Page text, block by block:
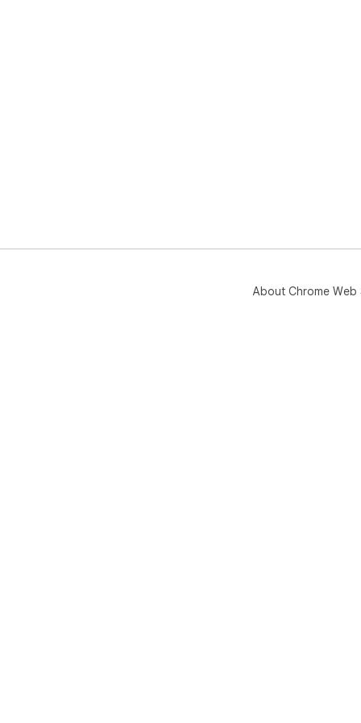
About Chrome Web